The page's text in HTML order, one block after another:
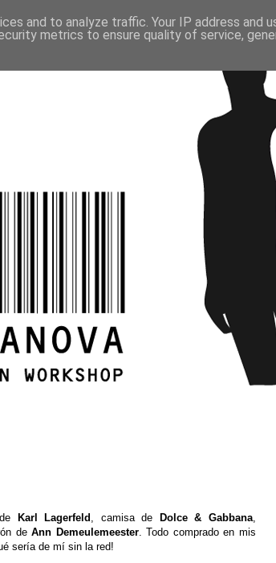
Karl Lagerfeld , camisa de Dolce & Gabbana
deAnn Demeulemeester. Todo comprado en mis
sería de mí sin la red!
and to analyze traffic. Your IP address and
metrics to ensure quality of service,